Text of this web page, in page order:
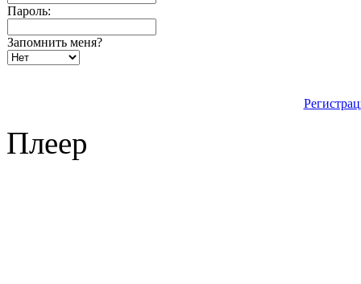
Пароль:
Запомнить меня?
Плеер